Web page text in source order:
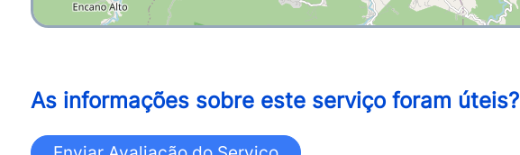
As informações sobre este serviço foram úteis?